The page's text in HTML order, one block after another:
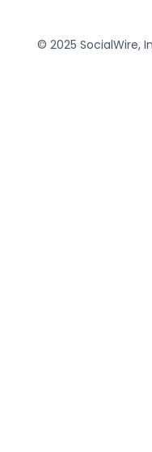
© 2025 SocialWire,